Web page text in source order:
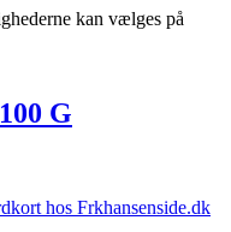
kan vælges på
G